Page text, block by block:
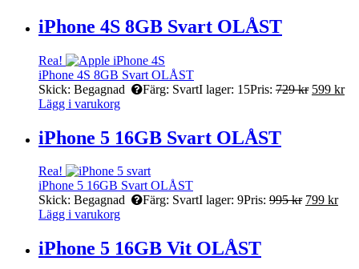
iPhone 4S 8GB Svart OLÅST
Rea!
iPhone 4S 8GB Svart OLÅST
Skick: Begagnad Färg: SvartI lager: 15Pris: 729kr 599 kr
Lägg i varukorg
iPhone 5 16GB Svart OLÅST
Rea!
iPhone 5 16GB Svart OLÅST
Skick: Begagnad Färg: SvartI lager: 9Pris: 995kr 799 kr
Lägg i varukorg
iPhone 5 16GB Vit OLÅST